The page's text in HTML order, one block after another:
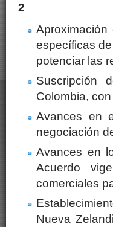
2
específicas
potenciar las
Suscripción
Colombia,
Avances en
negociación
Avances en
Acuerdo
comerciales
Nueva